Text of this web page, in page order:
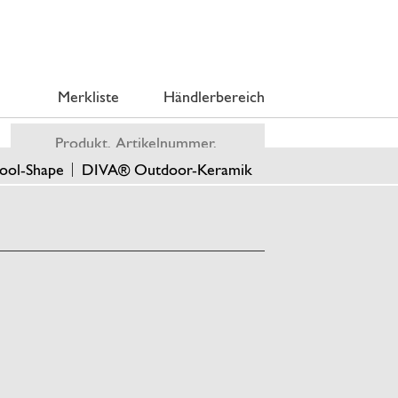
Merkliste Händlerbereich
Shape DIVA® Outdoor-Keramik